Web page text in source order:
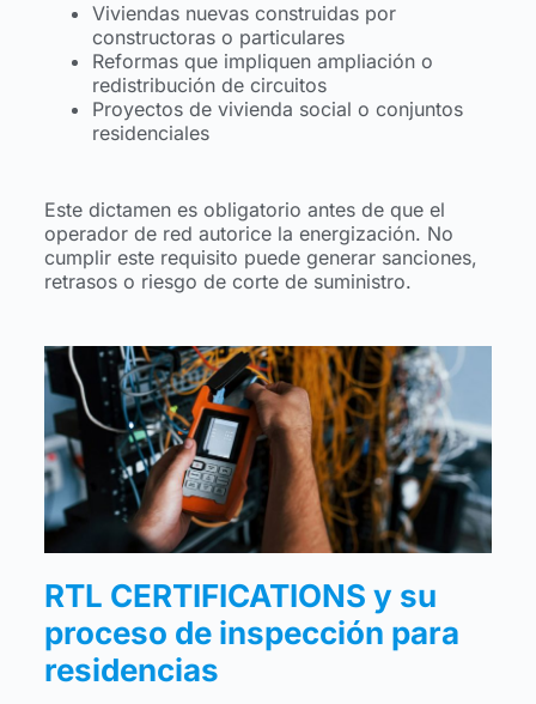
Viviendas nuevas construidas por
constructoras o particulares
Reformas que impliquen ampliación o
redistribución de circuitos
Proyectos de vivienda social o conjuntos
residenciales
Este dictamen es obligatorio antes de que el
operador de red autorice la energización. No
cumplir este requisito puede generar sanciones,
retrasos o riesgo de corte de suministro.
RTL CERTIFICATIONS y su
proceso de inspección para
residencias